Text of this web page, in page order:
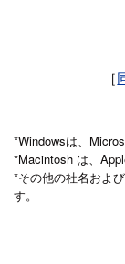
［
*Windowsは、
*Macintosh は、
*その他の社名およ
す。